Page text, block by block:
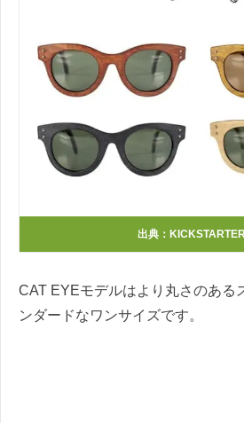
出典：
CAT EYEモデルはより丸さのある
ンダードなワンサイズです。